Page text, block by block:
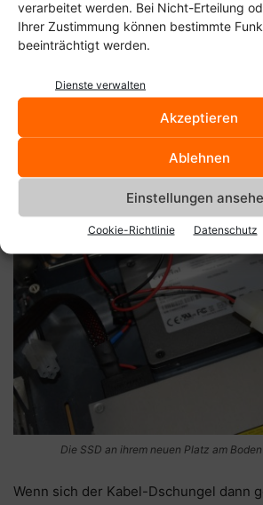
verarbeitet werden. Bei Nicht-Erteilung
Ihrer Zustimmung können bestimmte
beeinträchtigt werden.
Dienste verwalten
Akzeptieren
Ablehnen
Einstellungen
Cookie-Richtlinie Datenschutz
Das Mainboard ist draußen und man hat freien
Die SSD an ihrem neuen Platz am
Wenn sich der Kabel-Dschungel dann